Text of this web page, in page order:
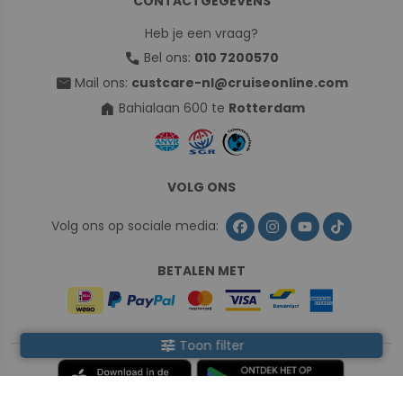
tune Toon filter
Heb je een vraag?
call Bel ons: 010 7200570
mail Mail ons: custcare-nl@cruiseonline.com
home Bahialaan 600 te Rotterdam
VOLG ONS
Volg ons op sociale media:
BETALEN MET